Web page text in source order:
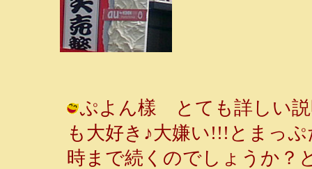
ぷよん樣 とても詳しい説
も大好き♪大嫌い!!!とまっ
時まで続くのでしょうか？